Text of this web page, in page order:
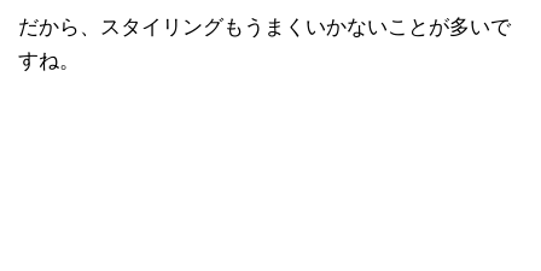
だから、スタイリングもうまくいかないことが多いで
すね。